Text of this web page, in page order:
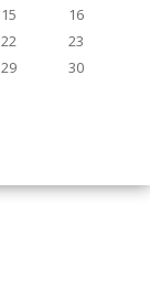
15
16
22
23
29
30